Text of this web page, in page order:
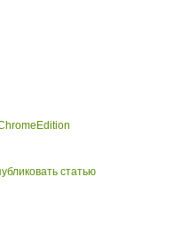
статью